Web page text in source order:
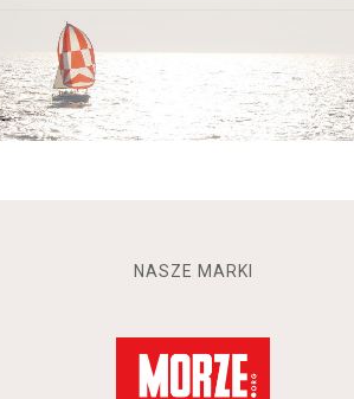
NASZE MARKI